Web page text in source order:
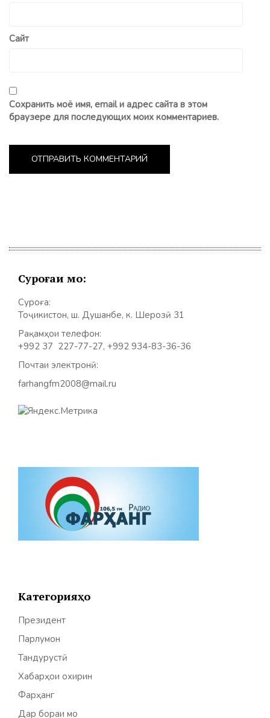
Сайт
Сохранить моё имя, email и адрес сайта в этом
браузере для последующих моих комментариев.
Суроғаи мо:
Суроға:
Тоҷикистон, ш. Душанбе, к. Шерозӣ 31
Рақамҳои телефон:
+992 37 227-77-27, +992 934-83-36-36
Почтаи электронӣ:
farhangfm2008@mail.ru
Категорияҳо
Президент
Парлумон
Тандурустӣ
Хабарҳои охирин
Фарҳанг
Дар бораи мо